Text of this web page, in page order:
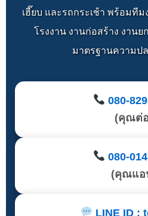
เฮี๊ยบ และรถกระเช้า พร้อมที
โรงงาน งานก่อสร้าง งานย
มาตรฐานความป
080-
(คุณต่
080-
(คุณแอ
LINE ID :